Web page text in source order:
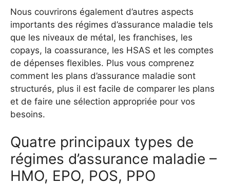
Nous couvrirons également d’autres aspects
importants des régimes d’assurance maladie tels
que les niveaux de métal, les franchises, les
copays, la coassurance, les HSAS et les comptes
de dépenses flexibles. Plus vous comprenez
comment les plans d’assurance maladie sont
structurés, plus il est facile de comparer les plans
et de faire une sélection appropriée pour vos
besoins.
Quatre principaux types de
régimes d’assurance maladie –
HMO, EPO, POS, PPO